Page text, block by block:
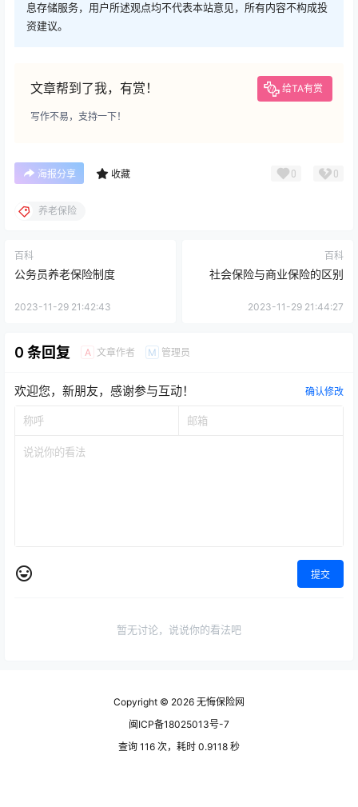
息存储服务，用户所述观点均不代表本站意见，所有内容不构成投
资建议。
文章帮到了我，有赏！ 给TA有赏
写作不易，支持一下！
海报分享 收藏 0 0
养老保险
百科
公务员养老保险制度
2023-11-29 21:42:43
百科
社会保险与商业保险的区别
2023-11-29 21:44:27
0 条回复 A 文章作者 M 管理员
欢迎您，新朋友，感谢参与互动！ 确认修改
提交
暂无讨论，说说你的看法吧
Copyright © 2026 无悔保险网
闽ICP备18025013号-7
查询 116 次，耗时 0.9118 秒